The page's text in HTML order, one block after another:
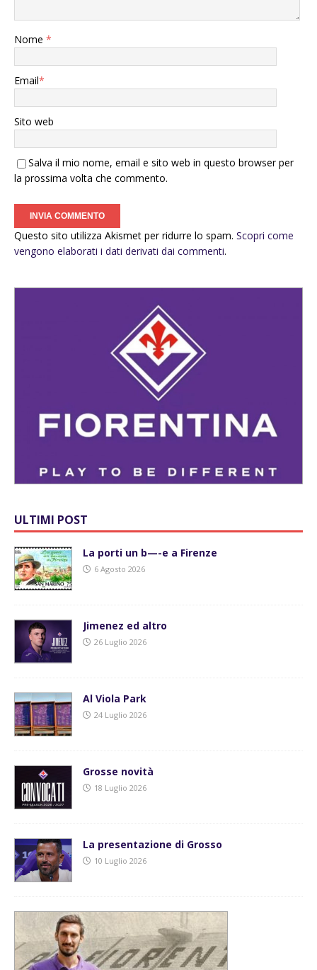
Nome *
Email*
Sito web
Salva il mio nome, email e sito web in questo browser per
la prossima volta che commento.
Questo sito utilizza Akismet per ridurre lo spam. Scopri come
vengono elaborati i dati derivati dai commenti.
ULTIMI POST
La porti un b—-e a Firenze
6 Agosto 2026
Jimenez ed altro
26 Luglio 2026
Al Viola Park
24 Luglio 2026
Grosse novità
18 Luglio 2026
La presentazione di Grosso
10 Luglio 2026